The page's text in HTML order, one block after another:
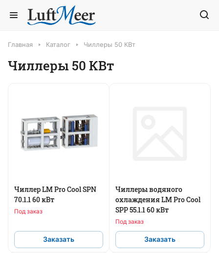
Главная Каталог Чиллеры 50 КВт
Чиллеры 50 КВт
Чиллер LM Pro Cool SPN
70.1.1 60 кВт
Под заказ
Заказать
Чиллеры водяного
охлаждения LM Pro Cool
SPP 55.1.1 60 кВт
Под заказ
Заказать